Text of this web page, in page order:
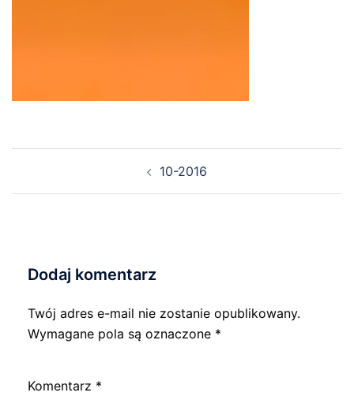
10-2016
Dodaj komentarz
Twój adres e-mail nie zostanie opublikowany.
Wymagane pola są oznaczone *
Komentarz *